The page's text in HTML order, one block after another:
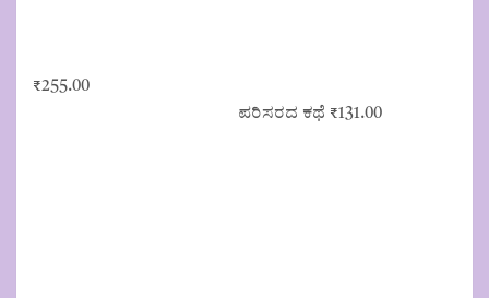
₹255.00
ಪರಿಸರದ ಕಥೆ ₹131.00